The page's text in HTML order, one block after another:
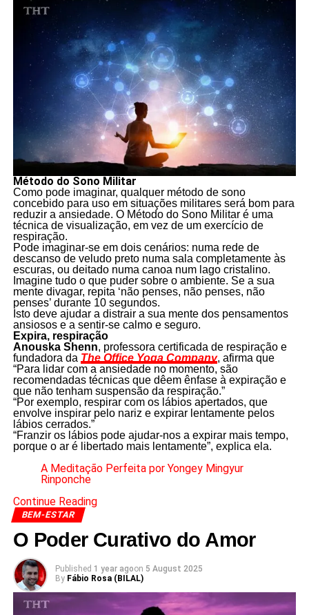
Método do Sono Militar
Como pode imaginar, qualquer método de sono
concebido para uso em situações militares será bom para
reduzir a ansiedade. O Método do Sono Militar é uma
técnica de visualização, em vez de um exercício de
respiração.
Pode imaginar-se em dois cenários: numa rede de
descanso de veludo preto numa sala completamente às
escuras, ou deitado numa canoa num lago cristalino.
Imagine tudo o que puder sobre o ambiente. Se a sua
mente divagar, repita ‘não penses, não penses, não
penses’ durante 10 segundos.
Isto deve ajudar a distrair a sua mente dos pensamentos
ansiosos e a sentir-se calmo e seguro.
Expira, respiração
Anouska Shenn, professora certificada de respiração e
fundadora da The Office Yoga Company, afirma que
“Para lidar com a ansiedade no momento, são
recomendadas técnicas que dêem ênfase à expiração e
que não tenham suspensão da respiração.”
“Por exemplo, respirar com os lábios apertados, que
envolve inspirar pelo nariz e expirar lentamente pelos
lábios cerrados.”
“Franzir os lábios pode ajudar-nos a expirar mais tempo,
porque o ar é libertado mais lentamente”, explica ela.
A Meditação Perfeita por Yongey Mingyur
Rinponche
Continue Reading
BEM-ESTAR
O Poder Curativo do Amor
Published 1 year agoon 5 August 2025
By Fábio Rosa (BILAL)